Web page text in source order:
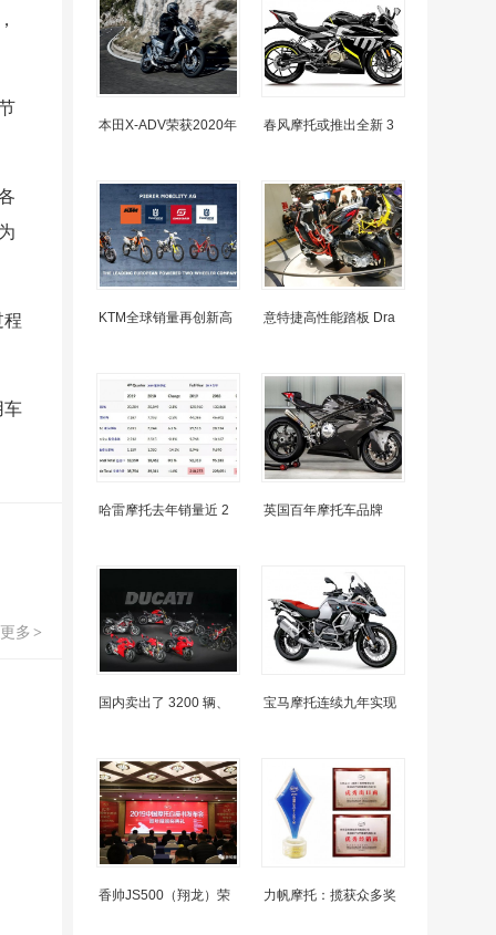
程
车
更多 >
本田X-ADV荣获2020年 春风摩托或推出全新 3
KTM全球销量再创新高 意特捷高性能踏板 Dra
哈雷摩托去年销量近 2 英国百年摩托车品牌
国内卖出了 3200 辆、 宝马摩托连续九年实现
香帅JS500（翔龙）荣 力帆摩托：揽获众多奖